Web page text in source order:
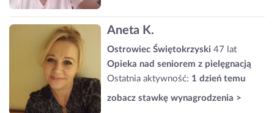
Aneta K.
Ostrowiec Świętokrzyski 47 lat
Opieka nad seniorem z pielęgnacją
Ostatnia aktywność: 1 dzień temu
zobacz stawkę wynagrodzenia >